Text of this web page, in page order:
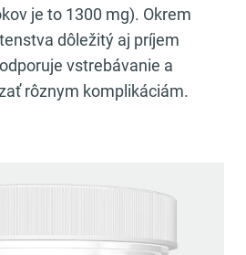
je to 1300 mg). Okrem
dôležitý aj príjem
vstrebávanie a
rôznym komplikáciám.